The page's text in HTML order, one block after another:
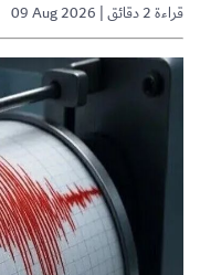
09 Aug 2026 | قراءة 2 دقائق